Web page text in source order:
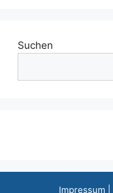
Suchen
Impressum